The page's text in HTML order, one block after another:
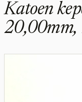
Katoen